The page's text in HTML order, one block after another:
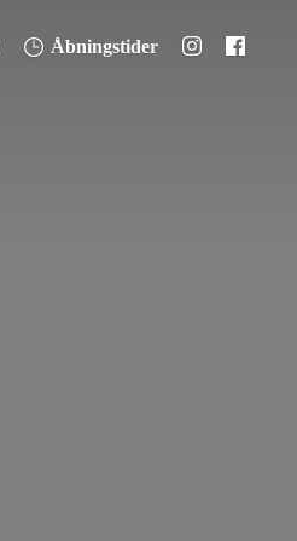
Åbningstider